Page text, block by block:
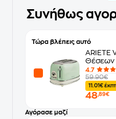
Συνήθως
Τώρα βλέπεις αυτό
ARIETE
Θέσεων
4.7
59.90€
11.01€
48,89€
Αγόρασε μαζί